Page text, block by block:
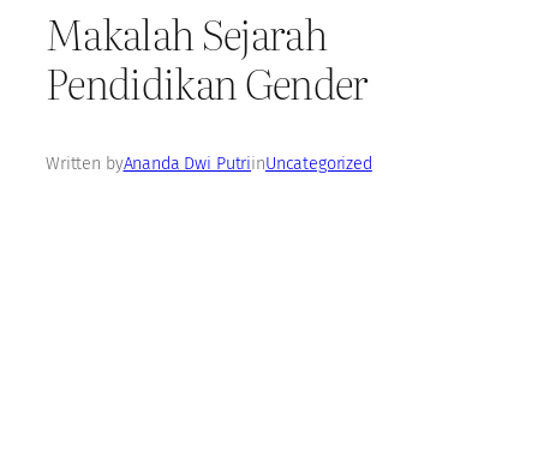
Makalah Sejarah
Pendidikan Gender
Written byAnanda Dwi PutriinUncategorized